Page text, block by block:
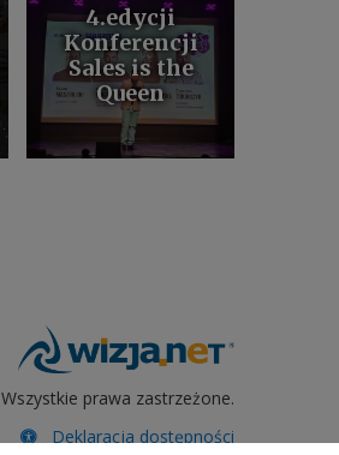
4.edycji
Konferencji
Sales is the
Queen
Wszystkie prawa zastrzeżone.
Deklaracja dostępności